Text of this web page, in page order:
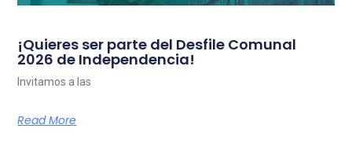
¡Quieres ser parte del Desfile Comunal
2026 de Independencia!
Invitamos a las
Read More